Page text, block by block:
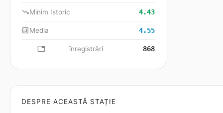
trending_downMinim Istoric 4.43
analyticsMedia 4.55
database înregistrări 868
DESPRE ACEASTĂ STAȚIE